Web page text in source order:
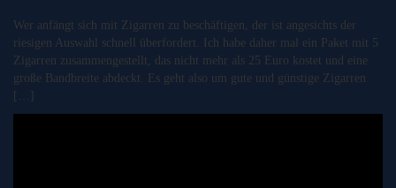
Wer anfängt sich mit Zigarren zu beschäftigen, der ist angesichts der
riesigen Auswahl schnell überfordert. Ich habe daher mal ein Paket mit 5
Zigarren zusammengestellt, das nicht mehr als 25 Euro kostet und eine
große Bandbreite abdeckt. Es geht also um gute und günstige Zigarren